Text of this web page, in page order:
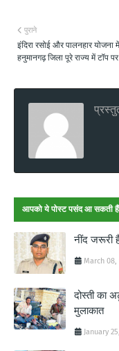
पुराने
इंदिरा रसोई और पालनहार योजना में
हनुमानगढ़ जिला पूरे राज्य में टॉप पर
आपको ये पोस्ट पसंद आ सकती हैं
नींद जरूरी है
March 08,
दोस्ती का
मुलाकात
January